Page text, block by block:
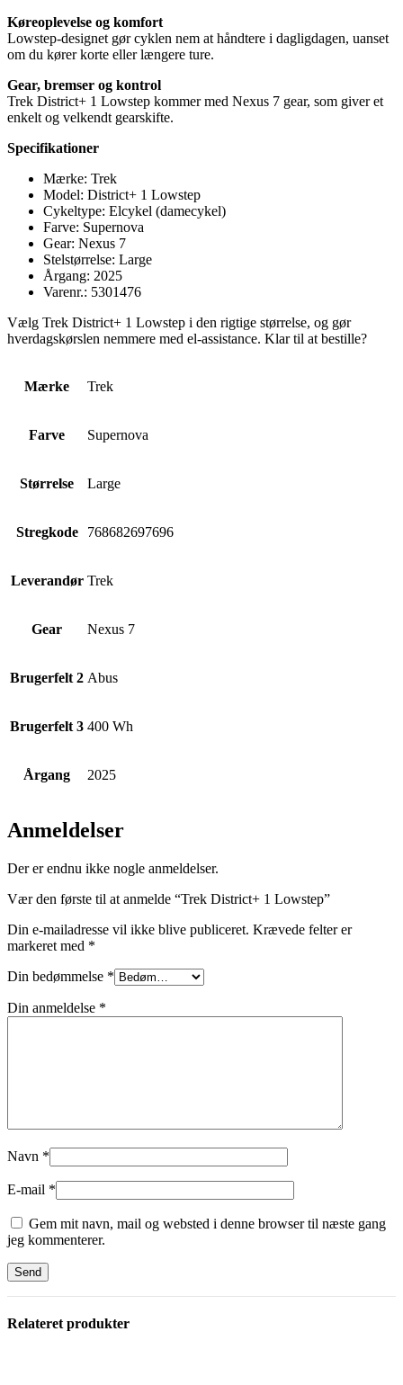
Køreoplevelse og komfort
Lowstep-designet gør cyklen nem at håndtere i dagligdagen, uanset
om du kører korte eller længere ture.
Gear, bremser og kontrol
Trek District+ 1 Lowstep kommer med Nexus 7 gear, som giver et
enkelt og velkendt gearskifte.
Specifikationer
Mærke: Trek
Model: District+ 1 Lowstep
Cykeltype: Elcykel (damecykel)
Farve: Supernova
Gear: Nexus 7
Stelstørrelse: Large
Årgang: 2025
Varenr.: 5301476
Vælg Trek District+ 1 Lowstep i den rigtige størrelse, og gør
hverdagskørslen nemmere med el-assistance. Klar til at bestille?
Mærke Trek
Farve Supernova
Størrelse Large
Stregkode 768682697696
Leverandør Trek
Gear Nexus 7
Brugerfelt 2 Abus
Brugerfelt 3 400 Wh
Årgang 2025
Anmeldelser
Der er endnu ikke nogle anmeldelser.
Vær den første til at anmelde “Trek District+ 1 Lowstep”
Din e-mailadresse vil ikke blive publiceret. Krævede felter er
markeret med *
Din bedømmelse *
Din anmeldelse *
Navn *
E-mail *
Gem mit navn, mail og websted i denne browser til næste gang
jeg kommenterer.
Relateret produkter